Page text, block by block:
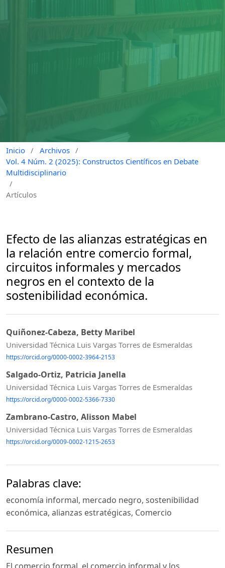
Inicio / Archivos /
Vol. 4 Núm. 2 (2025): Constructos Científicos en Debate
Multidisciplinario
/
Artículos
Efecto de las alianzas estratégicas en
la relación entre comercio formal,
circuitos informales y mercados
negros en el contexto de la
sostenibilidad económica.
Quiñonez-Cabeza, Betty Maribel
Universidad Técnica Luis Vargas Torres de Esmeraldas
https://orcid.org/0000-0002-3964-2153
Salgado-Ortiz, Patricia Janella
Universidad Técnica Luis Vargas Torres de Esmeraldas
https://orcid.org/0000-0002-5366-7330
Zambrano-Castro, Alisson Mabel
Universidad Técnica Luis Vargas Torres de Esmeraldas
https://orcid.org/0009-0002-1215-2653
Palabras clave:
economía informal, mercado negro, sostenibilidad
económica, alianzas estratégicas, Comercio
Resumen